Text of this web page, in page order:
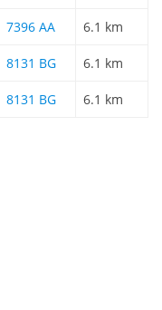
7396 AA 6.1 km
8131 BG 6.1 km
8131 BG 6.1 km